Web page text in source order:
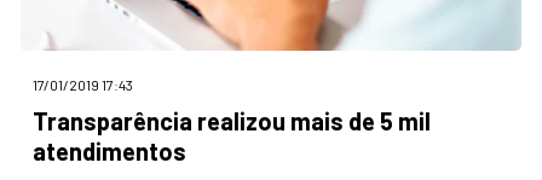
17/01/2019 17:43
Transparência realizou mais de 5 mil
atendimentos